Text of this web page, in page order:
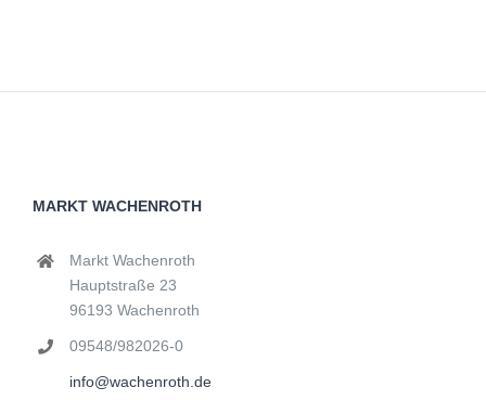
MARKT WACHENROTH
Markt Wachenroth
Hauptstraße 23
96193 Wachenroth
09548/982026-0
info@wachenroth.de